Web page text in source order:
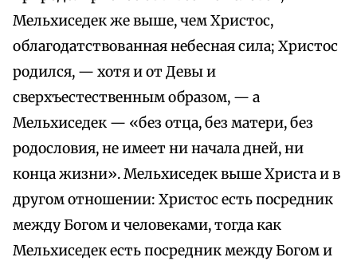
Мельхиседек же выше, чем Христос,
облагодатствованная небесная сила; Христос
родился, — хотя и от Девы и
сверхъестественным образом, — а
Мельхиседек — «без отца, без матери, без
родословия, не имеет ни начала дней, ни
конца жизни». Мельхиседек выше Христа и в
другом отношении: Христос есть посредник
между Богом и человеками, тогда как
Мельхиседек есть посредник между Богом и